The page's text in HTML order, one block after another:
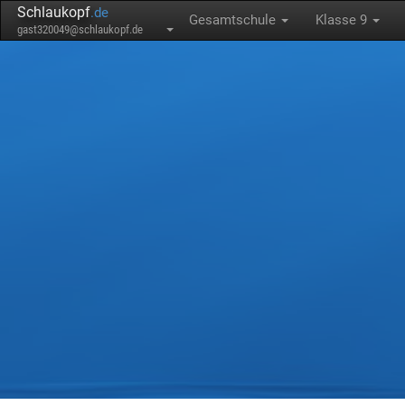
Schlaukopf.de
gast320049@schlaukopf.de
Gesamtschule Klasse 9